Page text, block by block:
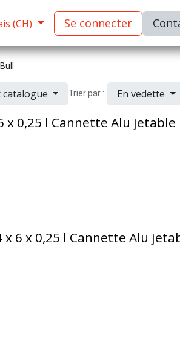
(CH) Se connecter
catalogue Trier par : En vedette
x 0,25 l Cannette Alu jetable
x 6 x 0,25 l Cannette Alu